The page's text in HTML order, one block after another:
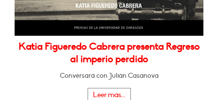
Katia Figueredo Cabrera presenta Regreso
al imperio perdido
Conversará con Julián Casanova
Leer más...